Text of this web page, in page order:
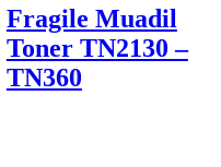
Fragile Muadil
Toner TN2130 –
TN360